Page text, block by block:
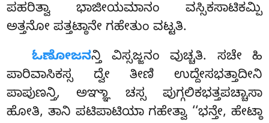
ಪಹರಿತ್ವಾ ಭಾಜೀಯಮಾನಂ ವಸ್ಸಿಕಸಾಟಿಕಮ್ಪಿ
ಅತ್ತನೋ ಪತ್ತಟ್ಠಾನೇ ಗಹೇತುಂ ವಟ್ಟತಿ.
ಓಣೋಜನನ್ತಿ ವಿಸ್ಸಜ್ಜನಂ ವುಚ್ಚತಿ. ಸಚೇ ಹಿ
ಪಾರಿವಾಸಿಕಸ್ಸ ದ್ವೇ ತೀಣಿ ಉದ್ದೇಸಭತ್ತಾದೀನಿ
ಪಾಪುಣನ್ತಿ, ಅಞ್ಞಾ ಚಸ್ಸ ಪುಗ್ಗಲಿಕಭತ್ತಪಚ್ಚಾಸಾ
ಹೋತಿ, ತಾನಿ ಪಟಿಪಾಟಿಯಾ ಗಹೇತ್ವಾ ‘‘ಭನ್ತೇ, ಹೇಟ್ಠಾ